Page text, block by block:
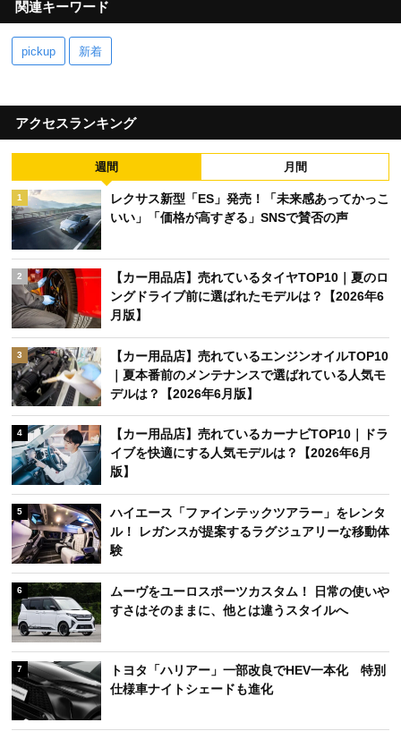
関連キーワード
pickup 新着
アクセスランキング
週間 月間
1
レクサス新型「ES」発売！「未来感あってかっこ
いい」「価格が高すぎる」SNSで賛否の声
2
【カー用品店】売れているタイヤTOP10｜夏のロ
ングドライブ前に選ばれたモデルは？【2026年6
月版】
3
【カー用品店】売れているエンジンオイルTOP10
｜夏本番前のメンテナンスで選ばれている人気モ
デルは？【2026年6月版】
4
【カー用品店】売れているカーナビTOP10｜ドラ
イブを快適にする人気モデルは？【2026年6月
版】
5
ハイエース「ファインテックツアラー」をレンタ
ル！ レガンスが提案するラグジュアリーな移動体
験
6
ムーヴをユーロスポーツカスタム！ 日常の使いや
すさはそのままに、他とは違うスタイルへ
7
トヨタ「ハリアー」一部改良でHEV一本化 特別
仕様車ナイトシェードも進化